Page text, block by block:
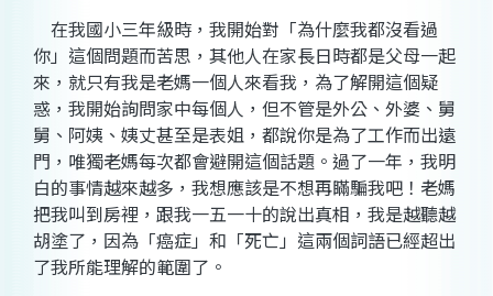
在我國小三年級時，我開始對「為什麼我都沒看過
你」這個問題而苦思，其他人在家長日時都是父母一起
來，就只有我是老媽一個人來看我，為了解開這個疑
惑，我開始詢問家中每個人，但不管是外公、外婆、舅
舅、阿姨、姨丈甚至是表姐，都說你是為了工作而出遠
門，唯獨老媽每次都會避開這個話題。過了一年，我明
白的事情越來越多，我想應該是不想再瞞騙我吧！老媽
把我叫到房裡，跟我一五一十的說出真相，我是越聽越
胡塗了，因為「癌症」和「死亡」這兩個詞語已經超出
了我所能理解的範圍了。